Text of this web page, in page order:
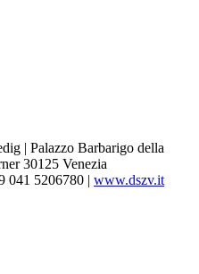
| Palazzo Barbarigo della
30125 Venezia
041 5206780 | www.dszv.it